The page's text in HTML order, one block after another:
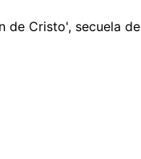
de Cristo', secuela de